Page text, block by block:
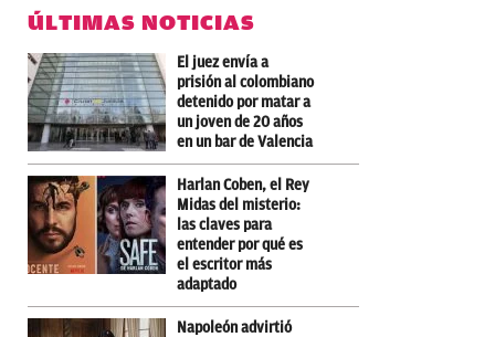
ÚLTIMAS NOTICIAS
El juez envía a
prisión al colombiano
detenido por matar a
un joven de 20 años
en un bar de Valencia
Harlan Coben, el Rey
Midas del misterio:
las claves para
entender por qué es
el escritor más
adaptado
Napoleón advirtió